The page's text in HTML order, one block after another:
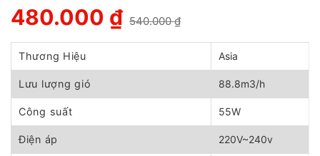
540.000₫
gốc
là:
540.000 ₫.
480.000 ₫
hiện
tại
480.000 ₫.
Thương Hiệu Asia
Lưu lượng gió 88.8m3/h
Công suất 55W
Điện áp 220V~240v